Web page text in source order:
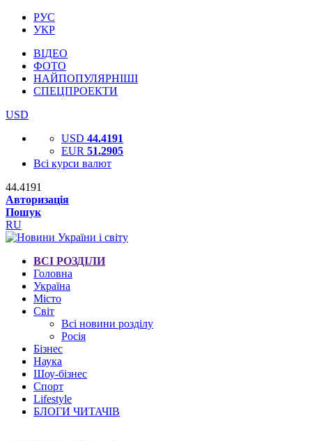
РУС
УКР
ВІДЕО
ФОТО
НАЙПОПУЛЯРНІШІ
СПЕЦПРОЕКТИ
USD
USD 44.4191
EUR 51.2905
Всі курси валют
44.4191
Авторизація
Пошук
RU
ВСІ РОЗДІЛИ
Головна
Україна
Місто
Світ
Всі новини розділу
Росія
Бізнес
Наука
Шоу-бізнес
Спорт
Lifestyle
БЛОГИ ЧИТАЧІВ